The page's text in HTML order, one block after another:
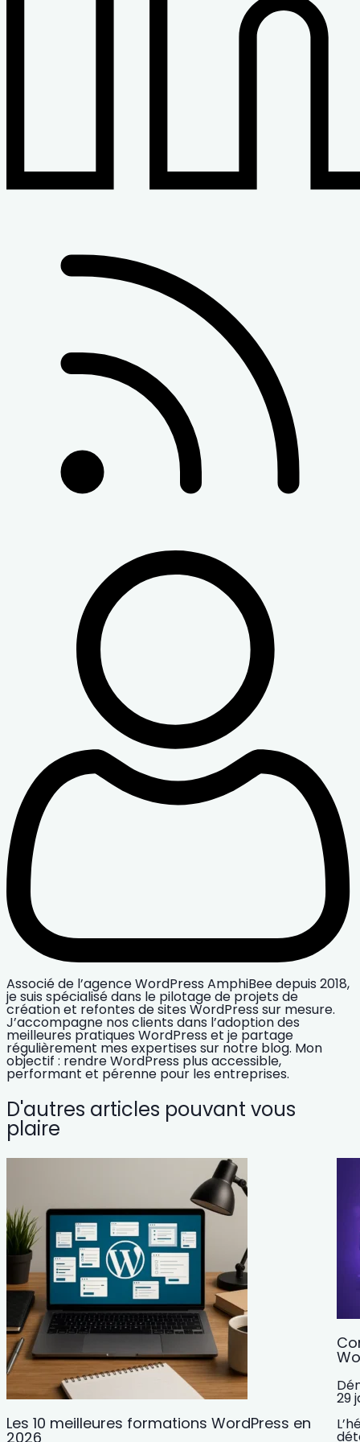
Associé de l’agence WordPress AmphiBee depuis 2018,
je suis spécialisé dans le pilotage de projets de
création et refontes de sites WordPress sur mesure.
J’accompagne nos clients dans l’adoption des
meilleures pratiques WordPress et je partage
régulièrement mes expertises sur notre blog. Mon
objectif : rendre WordPress plus accessible,
performant et pérenne pour les entreprises.
D'autres articles pouvant vous
plaire
Les 10 meilleures formations WordPress en
2026
29